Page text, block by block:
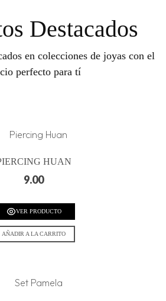
Destacados
en colecciones de joyas con el
perfecto para tí
HUAN
9.00
VER PRODUCTO
AÑADIR A LA CARRITO